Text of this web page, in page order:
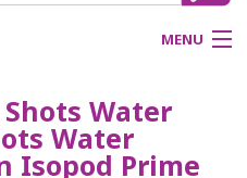
MENU
Water
Water
Isopod Prime